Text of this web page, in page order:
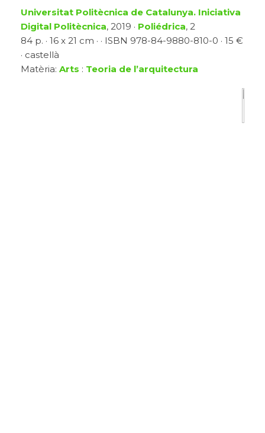
Universitat Politècnica de Catalunya. Iniciativa
Digital Politècnica, 2019 · Poliédrica, 2
84 p. · 16 x 21 cm · · ISBN 978-84-9880-810-0 · 15 €
· castellà
Matèria: Arts : Teoria de l’arquitectura